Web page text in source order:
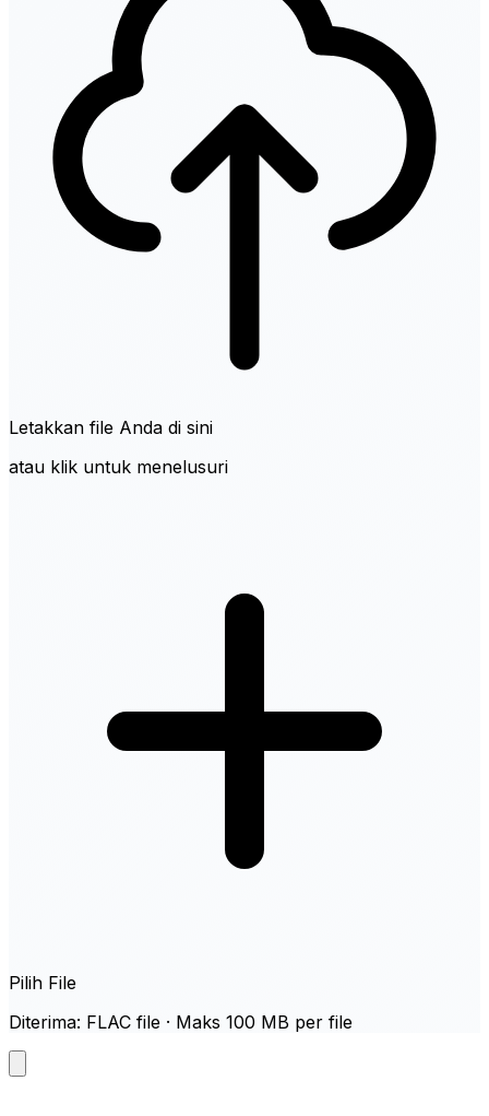
Letakkan file Anda di sini
atau klik untuk menelusuri
Pilih File
Diterima: FLAC file · Maks 100 MB per file